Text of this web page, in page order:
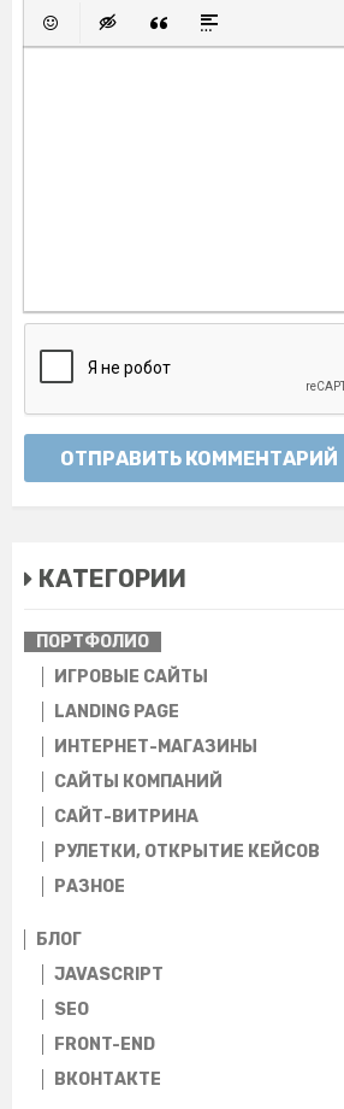
Вставить смайлик
Вставка скрытого текста
Вставка цитаты
Вставка спойлера
ОТПРАВИТЬ КОММЕНТАРИЙ
КАТЕГОРИИ
ПОРТФОЛИО
ИГРОВЫЕ САЙТЫ
LANDING PAGE
ИНТЕРНЕТ-МАГАЗИНЫ
CАЙТЫ КОМПАНИЙ
САЙТ-ВИТРИНА
РУЛЕТКИ, ОТКРЫТИЕ КЕЙСОВ
РАЗНОЕ
БЛОГ
JAVASCRIPT
SEO
FRONT-END
ВКОНТАКТЕ